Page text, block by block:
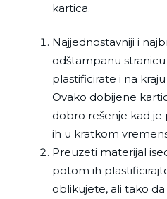
kartica.
Najjednostavniji i
odštampanu
plastificirate i na
Ovako dobijene
dobro rešenje kad
ih u kratkom
Preuzeti materijal
potom ih
oblikujete, ali tako